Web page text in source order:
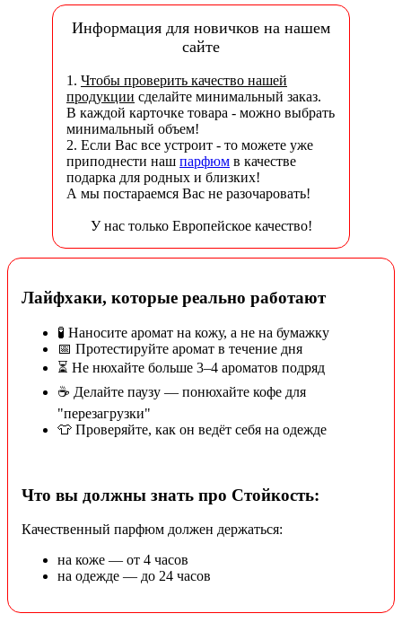
Информация для новичков на нашем
сайте
1. Чтобы проверить качество нашей
продукции сделайте минимальный заказ.
В каждой карточке товара - можно выбрать
минимальный объем!
2. Если Вас все устроит - то можете уже
приподнести наш парфюм в качестве
подарка для родных и близких!
А мы постараемся Вас не разочаровать!
У нас только Европейское качество!
Лайфхаки, которые реально работают
🧪 Наносите аромат на кожу, а не на бумажку
📅 Протестируйте аромат в течение дня
⏳ Не нюхайте больше 3–4 ароматов подряд
☕ Делайте паузу — понюхайте кофе для
"перезагрузки"
👕 Проверяйте, как он ведёт себя на одежде
Что вы должны знать про Стойкость:
Качественный парфюм должен держаться:
на коже — от 4 часов
на одежде — до 24 часов